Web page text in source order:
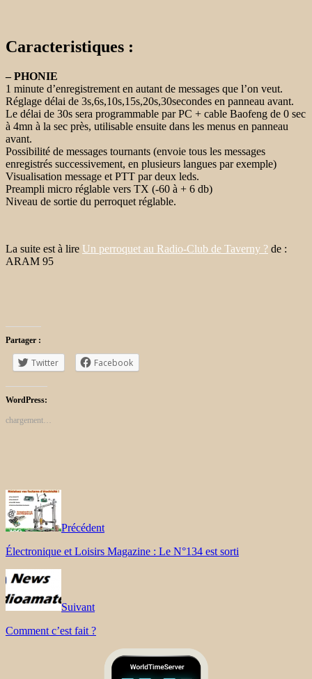
Caracteristiques :
– PHONIE
1 minute d’enregistrement en autant de messages que l’on veut.
Réglage délai de 3s,6s,10s,15s,20s,30secondes en panneau avant.
Le délai de 30s sera programmable par PC + cable Baofeng de 0 sec
à 4mn à la sec près, utilisable ensuite dans les menus en panneau
avant.
Possibilité de messages tournants (envoie tous les messages
enregistrés successivement, en plusieurs langues par exemple)
Visualisation message et PTT par deux leds.
Preampli micro réglable vers TX (-60 à + 6 db)
Niveau de sortie du perroquet réglable.
La suite est à lire Un perroquet au Radio-Club de Taverny ? de :
ARAM 95
Partager :
Twitter Facebook
WordPress:
chargement…
Précédent
Électronique et Loisirs Magazine : Le N°134 est sorti
Suivant
Comment c’est fait ?